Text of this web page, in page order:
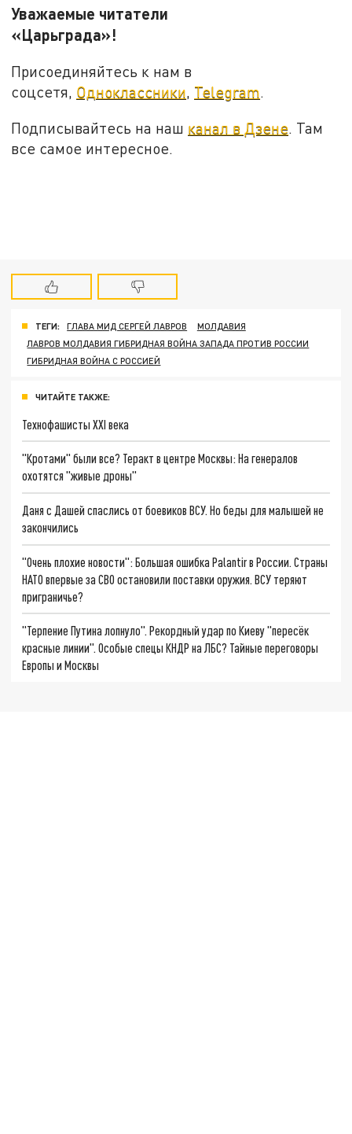
Уважаемые читатели
«Царьграда»!
Присоединяйтесь к нам в
соцсетя, Одноклассники, Telegram.
Подписывайтесь на наш канал в Дзене. Там
все самое интересное.
ТЕГИ: ГЛАВА МИД СЕРГЕЙ ЛАВРОВ
МОЛДАВИЯ
ЛАВРОВ МОЛДАВИЯ ГИБРИДНАЯ ВОЙНА ЗАПАДА ПРОТИВ РОССИИ
ГИБРИДНАЯ ВОЙНА С РОССИЕЙ
ЧИТАЙТЕ ТАКЖЕ:
Технофашисты XXI века
"Кротами" были все? Теракт в центре Москвы: На генералов
охотятся "живые дроны"
Даня с Дашей спаслись от боевиков ВСУ. Но беды для малышей не
закончились
"Очень плохие новости": Большая ошибка Palantir в России. Страны
НАТО впервые за СВО остановили поставки оружия. ВСУ теряют
приграничье?
"Терпение Путина лопнуло". Рекордный удар по Киеву "пересёк
красные линии". Особые спецы КНДР на ЛБС? Тайные переговоры
Европы и Москвы